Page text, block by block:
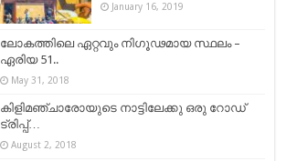
January 16, 2019
ലോകത്തിലെ ഏറ്റവും നിഗൂഢമായ സ്ഥലം –
ഏരിയ 51..
May 31, 2018
കിളിമഞ്ചാരോയുടെ നാട്ടിലേക്കു ഒരു റോഡ്
ട്രിപ്പ്…
August 2, 2018